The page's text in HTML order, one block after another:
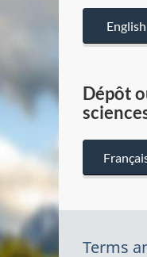
English
Dépôt
Terms